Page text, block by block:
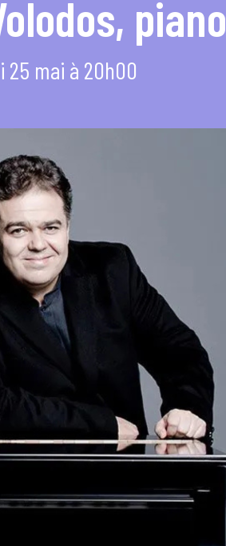
piano
25 mai à 20h00